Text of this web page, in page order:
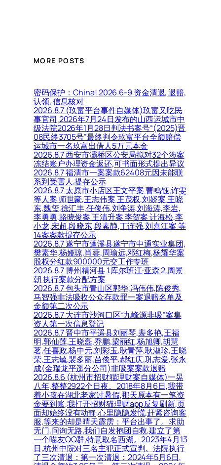
MORE POSTS
密码保护：China! 2026.6-9 资金清退, 退赔,
认领, 信息核对
2026.8.7 (玖富平台事件自媒体)玖富又吃民
事官司,2026年7月24日发布的山西运城市中
级法院2026年1月28日判决书案号“(2025)晋
08民终3705号”最终判令玖富平台全额赔偿
运城市一名玖富出借人5万元本金
2026.8.7 西安市灞桥区公安局拟对32个涉案
冻结账户办理资金返还,可书面形式提出异议
2026.8.7 福清市一案案款62408元因未能联
系到受害人,提存公示
2026.8.7 太原市小店区王文平案 曹鸣钰,许雯
等人案 师世豪,王志伟案 王茂权,刘娇案 王晓
东,魏玺,徐汇丰,任俊伟,刘争涛,刘海涛,李岩,
李勇勇,路晓俊案 王清升案 李贺案 计海松,李
小龙,宋超,段晓东,段素静,丁连强,刘喜江案 等
14案案款提存公示
2026.8.7 遂宁市蓬溪县遂宁市中通实业集团,
樊素华,杨娅琼,肖蓉,周瑜远,邓红梅,杨耀华案
股权分红款900000元交工作专班
2026.8.7 博州精河县 1.库尔班江·亚森 2.周景
朝 执行案款分配方案
2026.8.7 包头市青山区郭华,冯伟伟,陈俊秀,
马智强非法吸收公众存款罪一案退赔名单及
金额第二次公示
2026.8.7 大连市沙河口区“九峰源非吸”案集
资人第一次信息登记
2026.8.7 晋中市平遥县刘丽琴,裴多艳,王福
明,郭仙莲,王晓磊,乔鹏,梁丽红,杨旭卿,胡慧
茗,任喜政,杨中元,刘彩玉,耿青萍,耿淑珍,王晓
荣,王志毓,裴多丽,苗俊平,郝红庆,巩志爱,张永
成(金瑞龙平遥分公司)非吸案案款退赔
2026.8.6 (杭州市招财猫理财案自媒体)一晃
八年,整整2922个日夜。2018年8月6日,我带
着小孩在湖北老家过暑假,那天原本有一笔资
金要到账,我打开招财猫理财app反复刷新,页
面却始终没有动静,心里隐隐发慌,赶紧咨询客
服,等来的却是晴天霹雳：平台出事了。求助
无门,问询无路,我们自发抱团自救,建立了第
一个喵友QQ群,特意取名西湖。2023年4月13
日,杭州中院对三名主犯正式宣判。法院执行
了三次清退：第一次清退：2024年5月6日,